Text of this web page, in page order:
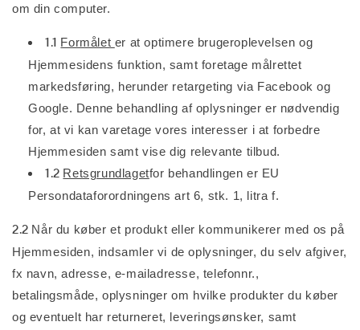
om din computer.
1.1 Formålet er at optimere brugeroplevelsen og
Hjemmesidens funktion, samt foretage målrettet
markedsføring, herunder retargeting via Facebook og
Google. Denne behandling af oplysninger er nødvendig
for, at vi kan varetage vores interesser i at forbedre
Hjemmesiden samt vise dig relevante tilbud.
1.2 Retsgrundlagetfor behandlingen er EU
Persondataforordningens art 6, stk. 1, litra f.
2.2 Når du køber et produkt eller kommunikerer med os på
Hjemmesiden, indsamler vi de oplysninger, du selv afgiver,
fx navn, adresse, e-mailadresse, telefonnr.,
betalingsmåde, oplysninger om hvilke produkter du køber
og eventuelt har returneret, leveringsønsker, samt